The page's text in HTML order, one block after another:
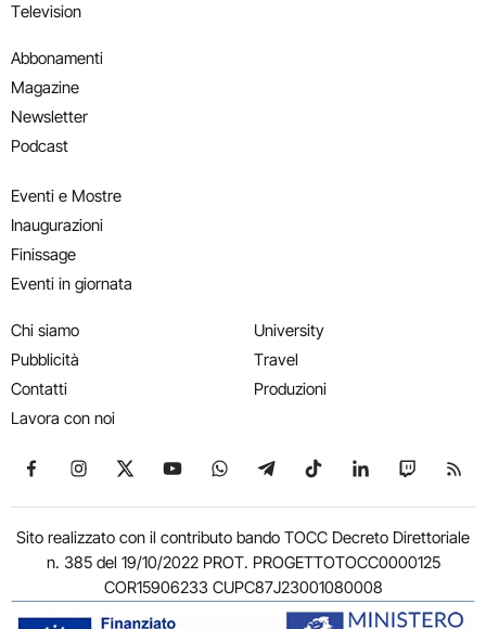
Television
Abbonamenti
Magazine
Newsletter
Podcast
Eventi e Mostre
Inaugurazioni
Finissage
Eventi in giornata
Chi siamo
Pubblicità
Contatti
Lavora con noi
University
Travel
Produzioni
Seguici su Facebook
Seguici su Instagram
Seguici su X
Seguici su YouTube
Seguici su WhatsApp
Seguici su Telegram
Seguici su TikTok
Seguici su
Seguici
Sito realizzato con il contributo bando TOCC Decreto Direttoriale
n. 385 del 19/10/2022 PROT. PROGETTOTOCC0000125
COR15906233 CUPC87J23001080008